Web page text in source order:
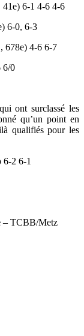
6-1 4-6 4-6
6-0, 6-3
678e) 4-6 6-7
6/0
ont surclassé les
qu’un point en
qualifiés pour les
6-2 6-1
– TCBB/Metz